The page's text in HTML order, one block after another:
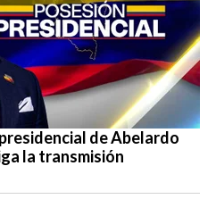
de Abelardo
la transmisión